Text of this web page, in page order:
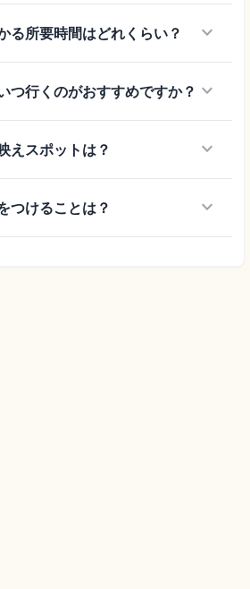
る所要時間はどれくらい？ keyboard_arrow_down
つ行くのがおすすめですか？ keyboard_arrow_down
えスポットは？ keyboard_arrow_down
つけることは？ keyboard_arrow_down